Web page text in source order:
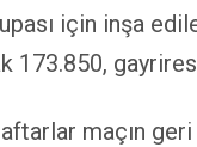
için inşa
173.850,
maçın